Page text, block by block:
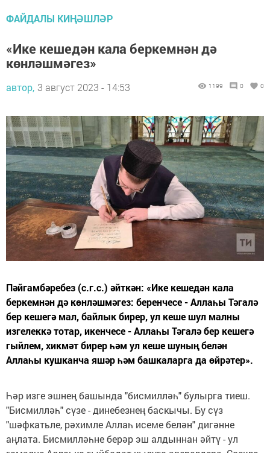
ФАЙДАЛЫ КИҢӘШЛӘР
«Ике кешедән кала беркемнән дә
көнләшмәгез»
автор, 3 август 2023 - 14:53 1199 0 0
Пәйгамбәребез (с.г.с.) әйткән: «Ике кешедән кала
беркемнән дә көнләшмәгез: беренчесе - Аллаһы Тәгалә
бер кешегә мал, байлык бирер, ул кеше шул малны
изгелеккә тотар, икенчесе - Аллаһы Тәгалә бер кешегә
гыйлем, хикмәт бирер һәм ул кеше шуның белән
Аллаһы кушканча яшәр һәм башкаларга да өйрәтер».
Һәр изге эшнең башында "бисмилләһ" булырга тиеш.
"Бисмилләһ" сүзе - динебезнең баскычы. Бу сүз
"шәфкатьле, рәхимле Аллаһ исеме белән" дигәнне
аңлата. Бисмилләһне берәр эш алдыннан әйтү - ул